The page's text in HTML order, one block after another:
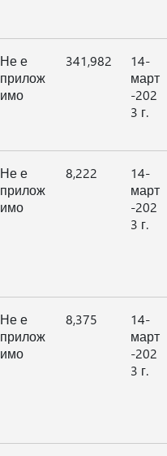
Не е
прилож
имо
341,982
14-
март
-202
3 г.
Не е
прилож
имо
8,222
14-
март
-202
3 г.
Не е
прилож
имо
8,375
14-
март
-202
3 г.